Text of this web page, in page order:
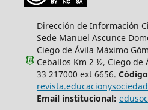
Dirección de Información
Sede Manuel Ascunce
Ciego de Ávila Máximo
Ceballos Km 2 ½, Ciego de
33 217000 ext 6656.
Email institucional: